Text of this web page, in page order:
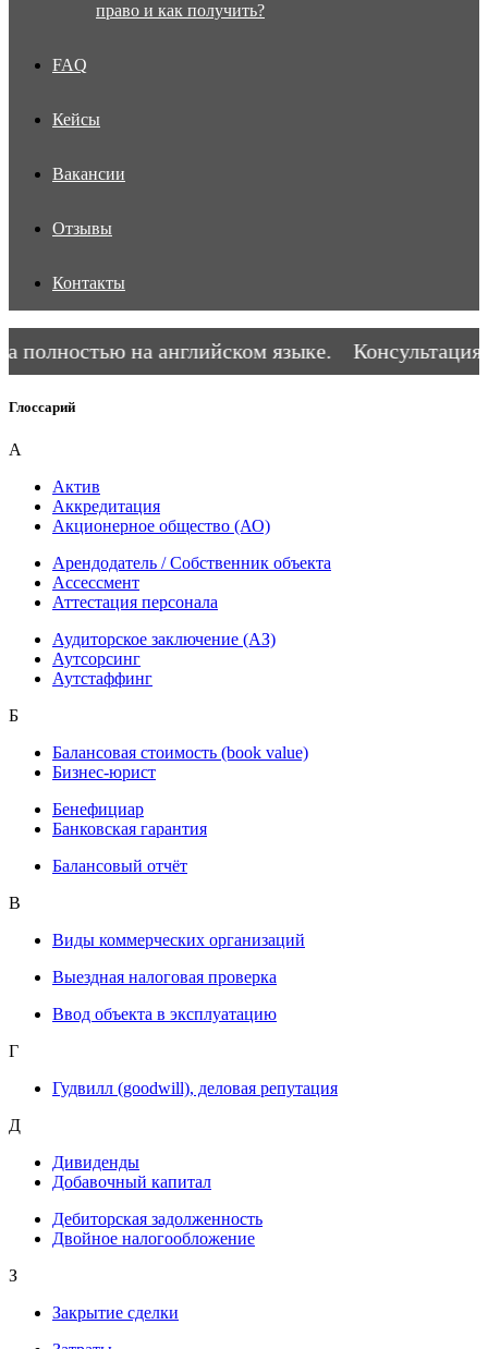
право и как получить?
FAQ
Кейсы
Вакансии
Отзывы
Контакты
на английском языке. Консультация
Глоссарий
А
Актив
Аккредитация
Акционерное общество (АО)
Арендодатель / Собственник объекта
Ассессмент
Аттестация персонала
Аудиторское заключение (АЗ)
Аутсорсинг
Аутстаффинг
Б
Балансовая стоимость (book value)
Бизнес-юрист
Бенефициар
Банковская гарантия
Балансовый отчёт
В
Виды коммерческих организаций
Выездная налоговая проверка
Ввод объекта в эксплуатацию
Г
Гудвилл (goodwill), деловая репутация
Д
Дивиденды
Добавочный капитал
Дебиторская задолженность
Двойное налогообложение
З
Закрытие сделки